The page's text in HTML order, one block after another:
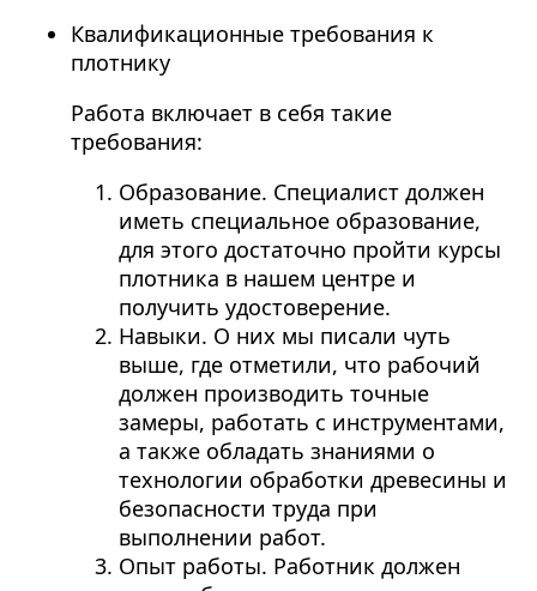
Квалификационные требования к
плотнику
Работа включает в себя такие
требования:
Образование. Специалист должен
иметь специальное образование,
для этого достаточно пройти курсы
плотника в нашем центре и
получить удостоверение.
Навыки. О них мы писали чуть
выше, где отметили, что рабочий
должен производить точные
замеры, работать с инструментами,
а также обладать знаниями о
технологии обработки древесины и
безопасности труда при
выполнении работ.
Опыт работы. Работник должен